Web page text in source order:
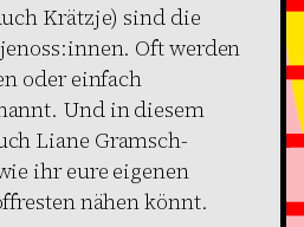
Krätzje) sind die
Oft werden
oder einfach
Und in diesem
Liane Gramsch-
ihr eure eigenen
nähen könnt.